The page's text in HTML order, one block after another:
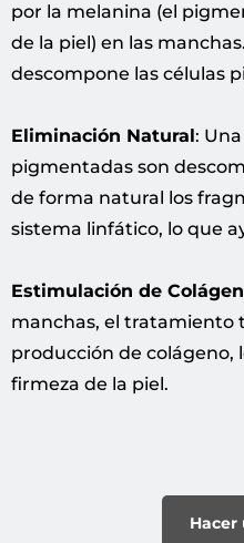
por la melanina (el
de la piel) en las
descompone las células
Eliminación Natural:
pigmentadas son
de forma natural los
sistema linfático, lo que
Estimulación de
manchas, el tratamiento
producción de colágeno,
firmeza de la piel.
Hacer